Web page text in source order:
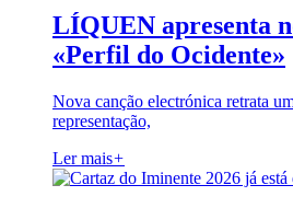
LÍQUEN apresenta
«Perfil do Ocidente»
Nova canção electrónica retrata
representação,
Ler mais+